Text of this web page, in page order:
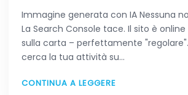
Immagine generata con IA Nessuna
La Search Console tace. Il sito è
sulla carta – perfettamente
cerca la tua attività su…
CONTINUA A LEGGERE